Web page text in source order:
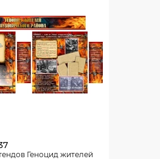
Геноцид жителей